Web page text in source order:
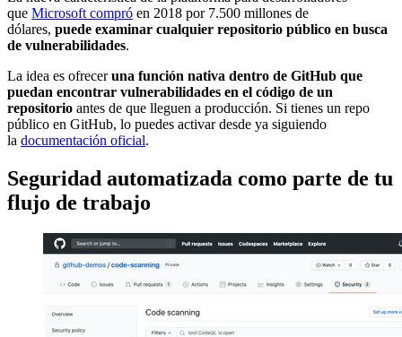
que Microsoft compró en 2018 por 7.500 millones de
dólares, puede examinar cualquier repositorio público en busca
de vulnerabilidades.
La idea es ofreceruna función nativa dentro de GitHub que
puedan encontrar vulnerabilidades en el código de un
repositorio antes de que lleguen a producción. Si tienes un repo
público en GitHub, lo puedes activar desde ya siguiendo
la documentación oficial.
Seguridad automatizada como parte de tu
flujo de trabajo